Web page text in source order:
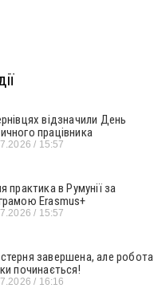
відзначили День
працівника
15:57
практика в Румунії за
Erasmus+
15:57
завершена, але робота
починається!
16:16